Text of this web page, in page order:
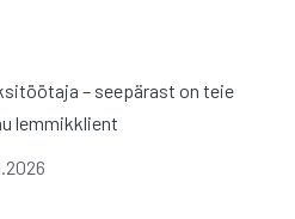
– seepärast on teie
lemmikklient